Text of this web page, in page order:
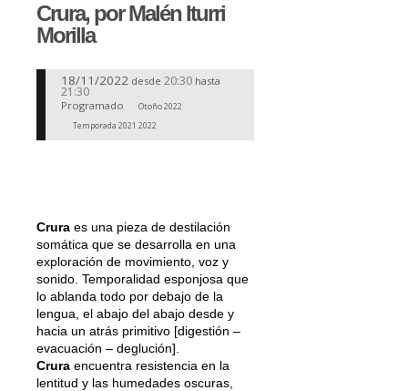
Crura, por Malén Iturri
Morilla
18/11/2022 desde 20:30 hasta
21:30
Programado
Otoño 2022
Temporada 2021 2022
Crura es una pieza de destilación
somática que se desarrolla en una
exploración de movimiento, voz y
sonido. Temporalidad esponjosa que
lo ablanda todo por debajo de la
lengua, el abajo del abajo desde y
hacia un atrás primitivo [digestión –
evacuación – deglución].
Crura encuentra resistencia en la
lentitud y las humedades oscuras,